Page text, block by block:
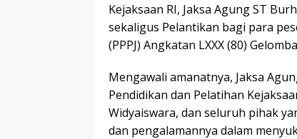
Kejaksaan RI, Jaksa Agung ST
sekaligus Pelantikan bagi para
(PPPJ) Angkatan LXXX (80)
Mengawali amanatnya, Jaksa
Pendidikan dan Pelatihan
Widyaiswara, dan seluruh pihak
dan pengalamannya dalam